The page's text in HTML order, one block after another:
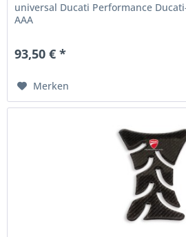
universal Ducati Performance
AAA
93,50 € *
Merken